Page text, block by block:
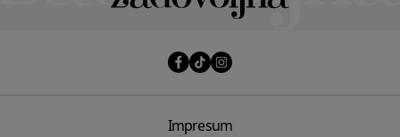
Impresum